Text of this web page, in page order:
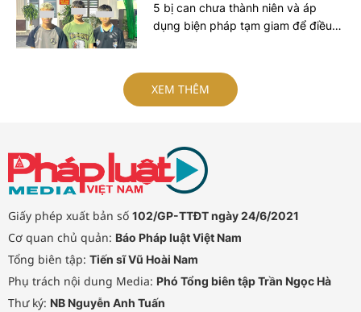
5 bị can chưa thành niên và áp
dụng biện pháp tạm giam để điều
XEM THÊM
Giấy phép xuất bản số 102/GP-TTĐT ngày 24/6/2021
Cơ quan chủ quản: Báo Pháp luật Việt Nam
Tổng biên tập: Tiến sĩ Vũ Hoài Nam
Phụ trách nội dung Media: Phó Tổng biên tập Trần Ngọc Hà
Thư ký: NB Nguyễn Anh Tuấn